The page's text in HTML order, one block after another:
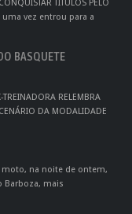
TÍTULOS PELO
vez entrou para a
BASQUETE
RELEMBRA
DA MODALIDADE
moto, na noite de ontem,
Barboza, mais